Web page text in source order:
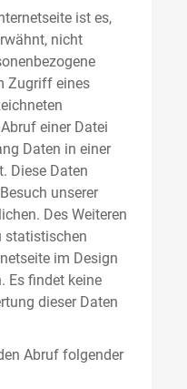
ist es,
nicht
Zugriff eines
einer Datei
Daten in einer
Diese Daten
unserer
Des Weiteren
statistischen
im Design
Es findet keine
dieser Daten
Abruf folgender